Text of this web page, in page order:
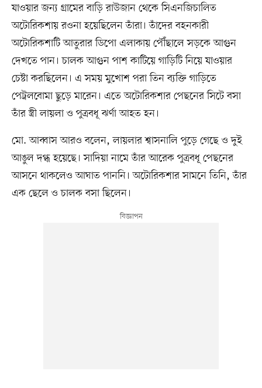
যাওয়ার জন্য গ্রামের বাড়ি রাউজান থেকে সিএনজিচালিত
অটোরিকশায় রওনা হয়েছিলেন তাঁরা। তাঁদের বহনকারী
অটোরিকশাটি আতুরার ডিপো এলাকায় পৌঁছালে সড়কে আগুন
দেখতে পান। চালক আগুন পাশ কাটিয়ে গাড়িটি নিয়ে যাওয়ার
চেষ্টা করছিলেন। এ সময় মুখোশ পরা তিন ব্যক্তি গাড়িতে
পেট্রলবোমা ছুড়ে মারেন। এতে অটোরিকশার পেছনের সিটে বসা
তাঁর স্ত্রী লায়লা ও পুত্রবধূ ঝর্ণা আহত হন।
মো. আব্বাস আরও বলেন, লায়লার শ্বাসনালি পুড়ে গেছে ও দুই
আঙুল দগ্ধ হয়েছে। সাদিয়া নামে তাঁর আরেক পুত্রবধূ পেছনের
আসনে থাকলেও আঘাত পাননি। অটোরিকশার সামনে তিনি, তাঁর
এক ছেলে ও চালক বসা ছিলেন।